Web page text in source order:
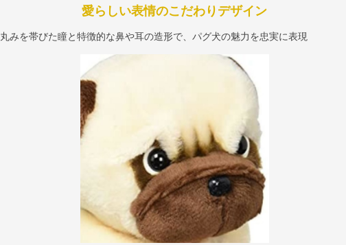
愛らしい表情のこだわりデザイン
丸みを帯びた瞳と特徴的な鼻や耳の造形で、パグ犬の魅力を忠実に表現